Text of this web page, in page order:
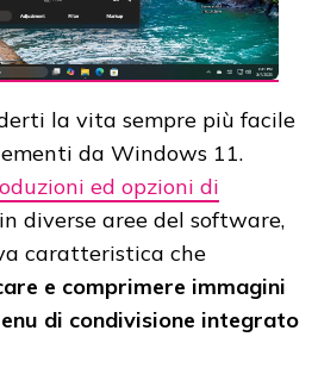
la vita sempre più facile
da Windows 11.
ed opzioni di
diverse aree del software,
caratteristica che
e comprimere immagini
di condivisione integrato